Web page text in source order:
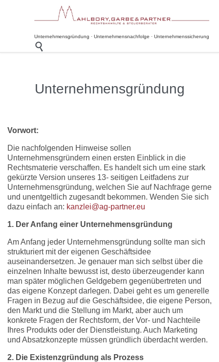
Unternehmensgründung · Unternehmensnachfolge · Unternehmenssicherung

Unternehmensgründung
Vorwort:
Die nachfolgenden Hinweise sollen
Unternehmensgründern einen ersten Einblick in die
Rechtsmaterie verschaffen. Es handelt sich um eine stark
gekürzte Version unseres 13- seitigen Leitfadens zur
Unternehmensgründung, welchen Sie auf Nachfrage gerne
und unentgeltlich zugesandt bekommen. Wenden Sie sich
dazu einfach an: kanzlei@ag-partner.eu
1. Der Anfang einer Unternehmensgründung
Am Anfang jeder Unternehmensgründung sollte man sich
strukturiert mit der eigenen Geschäftsidee
auseinandersetzen. Je genauer man sich selbst über die
einzelnen Inhalte bewusst ist, desto überzeugender kann
man später möglichen Geldgebern gegenübertreten und
das eigene Konzept darlegen. Dabei geht es um generelle
Fragen in Bezug auf die Geschäftsidee, die eigene Person,
den Markt und die Stellung im Markt, aber auch um
konkrete Fragen der Rechtsform, der Vor- und Nachteile
Ihres Produkts oder der Dienstleistung. Auch Marketing
und Absatzkonzepte müssen gründlich überdacht werden.
2. Die Existenzgründung als Prozess